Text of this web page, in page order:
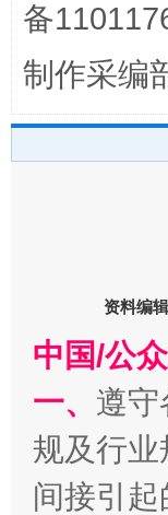
揭开“小
受贿1.44
备
制作采编
资料编
中国/公
一、 遵守
规及行
间接引